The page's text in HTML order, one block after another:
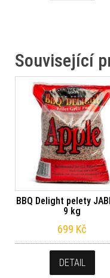
Související
BBQ Delight pelety
9 kg
699 Kč
DETAIL